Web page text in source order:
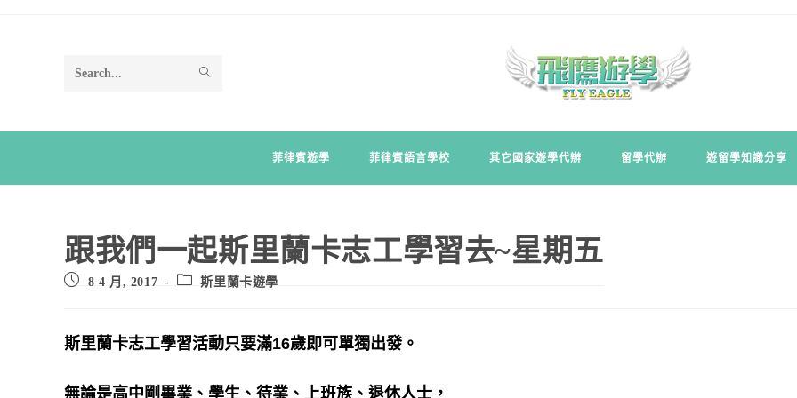
Search
菲律賓遊學 菲律賓語言學校 其它國家遊學代辦 留學代辦 遊留學知識分享
跟我們一起斯里蘭卡志工學習去~星期五
8 4 月, 2017 斯里蘭卡遊學
斯里蘭卡志工學習活動只要滿16歲即可單獨出發。
無論是高中剛畢業、學生、待業、上班族、退休人士，